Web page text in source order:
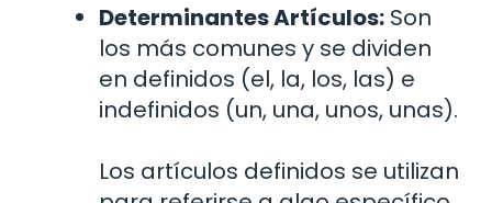
Determinantes Artículos: Son
los más comunes y se dividen
en definidos (el, la, los, las) e
indefinidos (un, una, unos, unas).
Los artículos definidos se utilizan